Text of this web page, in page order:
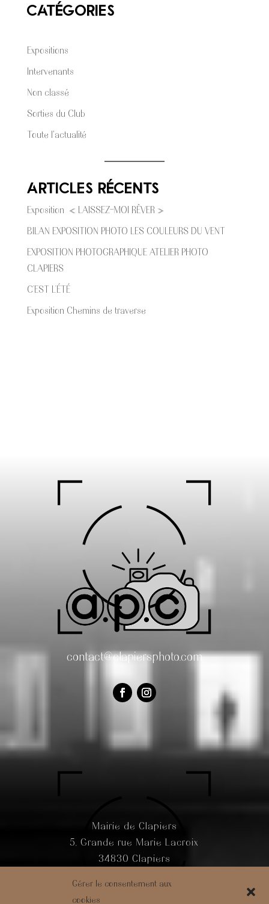
Gérer le consentement aux
cookies
Catégories
Expositions
Intervenants
Non classé
Sorties du Club
Toute l'actualité
Articles récents
Exposition « LAISSEZ-MOI RÊVER »
BILAN EXPOSITION PHOTO LES COULEURS DU VENT
EXPOSITION PHOTOGRAPHIQUE ATELIER PHOTO
CLAPIERS
C’EST L’ÉTÉ
Exposition Chemins de traverse
contact@clapiersphoto.com
Mairie de Clapiers
5, Grande rue Marie Lacroix
34830 Clapiers